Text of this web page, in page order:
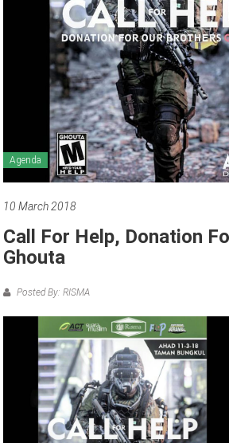
Agenda
10 March 2018
Call For Help, Donation
Ghouta
Posted By: RISMA